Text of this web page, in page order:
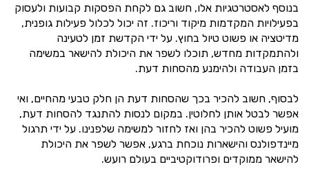
בנוסף לאסטרטגיות אלו, חשוב גם לקחת הפסקות קבועות ולעסוק
בפעילויות המקדמות מיקוד וריכוז. זה יכול לכלול פעילות גופנית,
מדיטציה או פשוט טיול בחוץ. על ידי הקדשת זמן לטעינה
ולהתמקדות מחדש, תוכלו לשפר את היכולת להישאר במשימה
בזמן העבודה ולהימנע מהסחות דעת.
לבסוף, חשוב להכיר בכך שהסחות דעת הן חלק טבעי מהחיים, ואי
אפשר לבטל אותן לחלוטין. במקום לנסות להתנגד להסחות דעת,
מועיל פשוט להכיר בהן ואז לחזור למשימה שלפנינו. על ידי תרגול
מיינדפולנס והישארות נוכחת ברגע, אפשר לשפר את היכולת
להישאר ממוקדים ופרודוקטיביים בעולם רועש.